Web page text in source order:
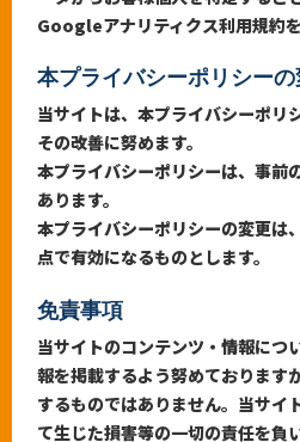
Googleアナリティクス利用規約を
本プライバシーポリシー
当サイトは、本プライバシーポリ
その改善に努めます。
本プライバシーポリシーは、事前
あります。
本プライバシーポリシーの変更は
点で有効になるものとします。
免責事項
当サイトのコンテンツ・情報につ
報を掲載するよう努めております
するものではありません。当サイ
て生じた損害等の一切の責任を負